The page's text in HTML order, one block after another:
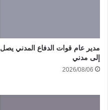
مدير عام قوات الدفاع المدني يصل
إلى مدني
2026/08/06